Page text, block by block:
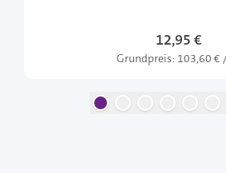
12,95 €
Grundpreis: 103,60 €